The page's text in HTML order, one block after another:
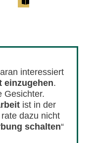
interessiert
einzugehen.
Gesichter.
ist in der
dazu nicht
schalten“